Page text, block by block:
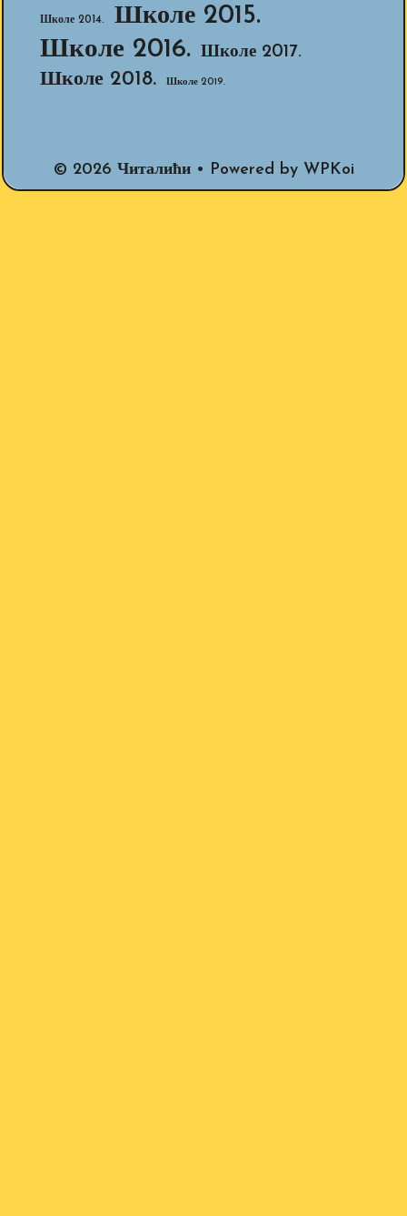
Школе 2014.
Школе 2015.
Школе 2016. Школе 2017.
Школе 2018. Школе 2019.
© 2026 Читалићи• Powered by WPKoi